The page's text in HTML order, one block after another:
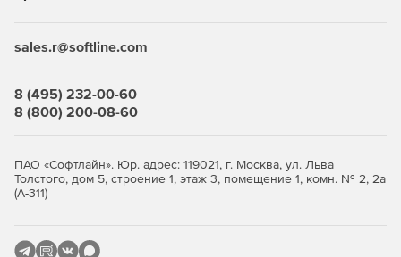
sales.r@softline.com
8 (495) 232-00-60
8 (800) 200-08-60
ПАО «Софтлайн». Юр. адрес: 119021, г. Москва, ул. Льва
Толстого, дом 5, строение 1, этаж 3, помещение 1, комн. № 2, 2а
(А-311)